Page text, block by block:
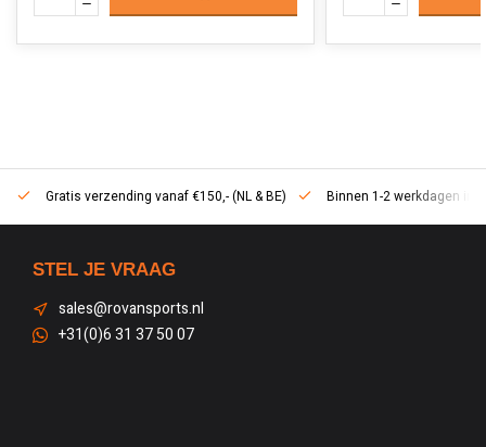
Gratis verzending vanaf €150,- (NL & BE) Binnen 1-2 werkdagen in
STEL JE VRAAG
sales@rovansports.nl
+31(0)6 31 37 50 07